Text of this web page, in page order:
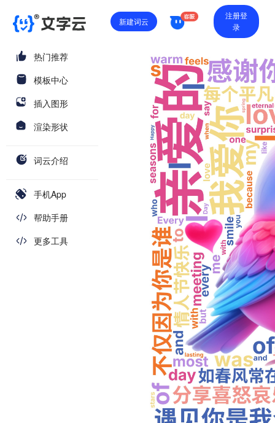
新建词云
注册登
录
热门推荐
模板中心
插入图形
渲染形状
词云介绍
手机App
帮助手册
更多工具